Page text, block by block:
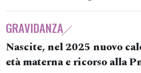
GRAVIDANZA
Nascite, nel 2025 nuovo
età materna e ricorso alla